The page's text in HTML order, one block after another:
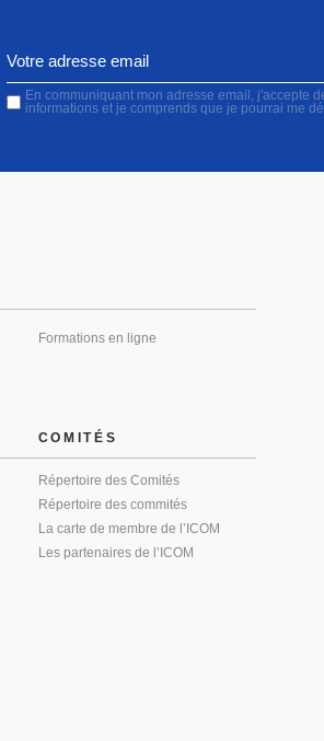
En communiquant mon adresse email, j'accepte
informations et je comprends que je pourrai me
Formations en ligne
COMITÉS
Répertoire des Comités
Répertoire des commités
La carte de membre de l’ICOM
Les partenaires de l’ICOM